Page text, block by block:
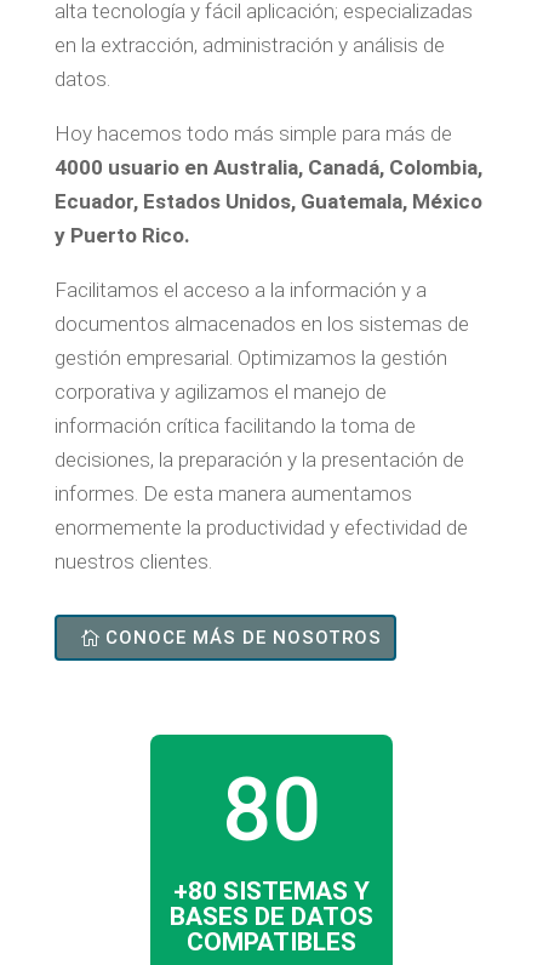
alta tecnología y fácil aplicación; especializadas
en la extracción, administración y análisis de
datos.
Hoy hacemos todo más simple para más de
4000 usuario en Australia, Canadá, Colombia,
Ecuador, Estados Unidos, Guatemala, México
y Puerto Rico.
Facilitamos el acceso a la información y a
documentos almacenados en los sistemas de
gestión empresarial. Optimizamos la gestión
corporativa y agilizamos el manejo de
información crítica facilitando la toma de
decisiones, la preparación y la presentación de
informes. De esta manera aumentamos
enormemente la productividad y efectividad de
nuestros clientes.
CONOCE MÁS DE NOSOTROS
80
+80 SISTEMAS Y
BASES DE DATOS
COMPATIBLES